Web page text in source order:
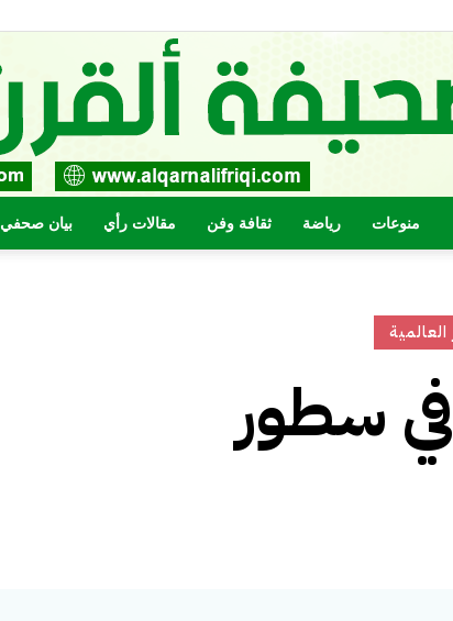
بيان صحفي مقالات رأي ثقافة وفن رياضة منوعات
العالمية
سطور